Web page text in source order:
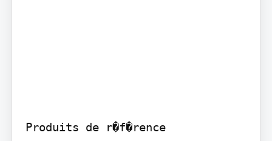
Produits de r�f�rence